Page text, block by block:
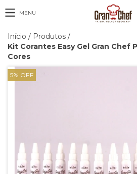
MENU
Início / Produtos /
Kit Corantes Easy Gel Gran Chef
Cores
5% OFF